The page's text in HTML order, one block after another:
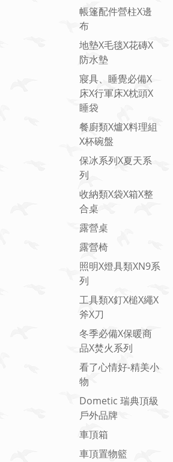
帳篷配件營柱X邊
布
地墊x毛毯x花磚x
防水墊
寢具、睡覺必備x
床x行軍床x枕頭x
睡袋
餐廚類x爐x料理組
X杯碗盤
保冰系列x夏天系
列
收納類x袋x箱x整
合桌
露營桌
露營椅
照明x燈具類xN9系
列
工具類x釘x槌x繩x
斧x刀
冬季必備x保暖商
品x焚火系列
看了心情好-精美小
物
Dometic 瑞典頂級
戶外品牌
車頂箱
車頂置物籃